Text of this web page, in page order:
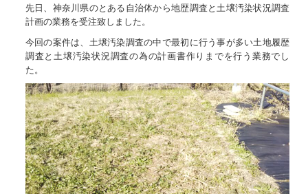
先日、神奈川県のとある自治体から地歴調査と土壌汚染状況調査
計画の業務を受注致しました。
今回の案件は、土壌汚染調査の中で最初に行う事が多い土地履歴
調査と土壌汚染状況調査の為の計画書作りまでを行う業務でし
た。